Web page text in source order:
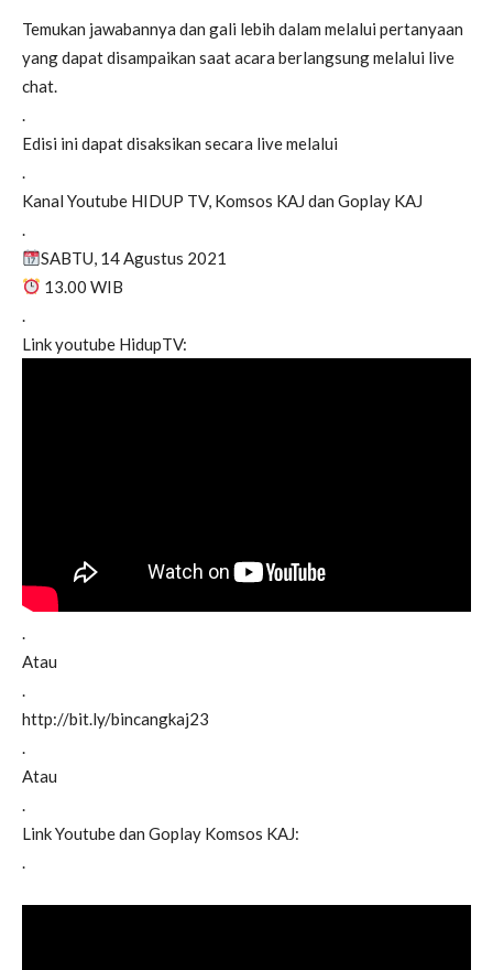
Temukan jawabannya dan gali lebih dalam melalui pertanyaan
yang dapat disampaikan saat acara berlangsung melalui live
chat.
.
Edisi ini dapat disaksikan secara live melalui
.
Kanal Youtube HIDUP TV, Komsos KAJ dan Goplay KAJ
.
SABTU, 14 Agustus 2021
13.00 WIB
.
Link youtube HidupTV:
.
Atau
.
http://bit.ly/bincangkaj23
.
Atau
.
Link Youtube dan Goplay Komsos KAJ:
.